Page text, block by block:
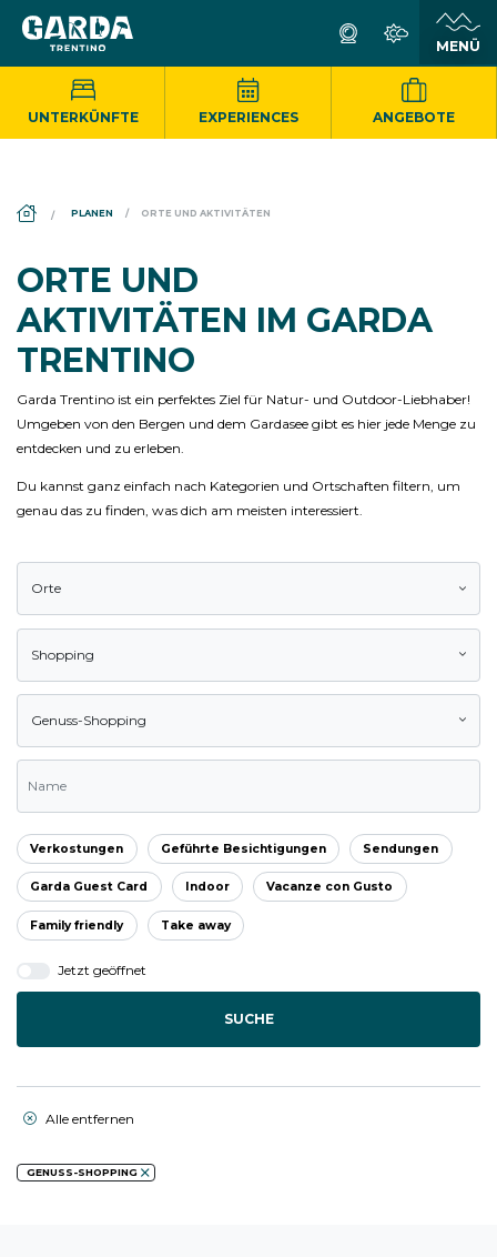
UNTERKÜNFTE EXPERIENCES ANGEBOTE
DS_BREADCRUMB.HOME
PLANEN ORTE UND AKTIVITÄTEN
ORTE UND
AKTIVITÄTEN IM GARDA
TRENTINO
Garda Trentino ist ein perfektes Ziel für Natur- und Outdoor-Liebhaber!
Umgeben von den Bergen und dem Gardasee gibt es hier jede Menge zu
entdecken und zu erleben.
Du kannst ganz einfach nach Kategorien und Ortschaften filtern, um
genau das zu finden, was dich am meisten interessiert.
Orte
Shopping
Genuss-Shopping
Verkostungen Geführte Besichtigungen Sendungen
Garda Guest Card Indoor Vacanze con Gusto
Family friendly Take away
Jetzt geöffnet
SUCHE
Alle entfernen
GENUSS-SHOPPING